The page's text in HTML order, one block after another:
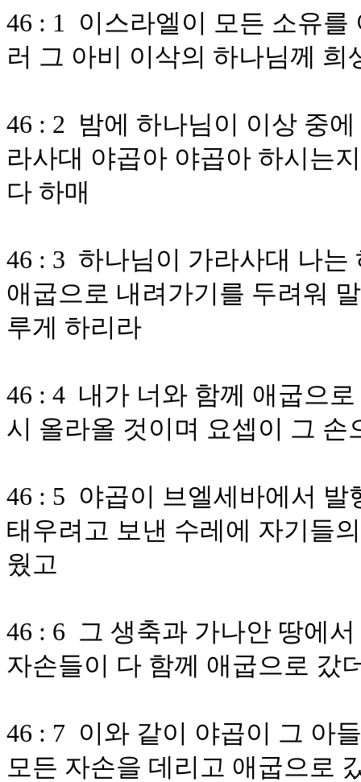
46 : 1 이스라엘이 모든 소유
러 그 아비 이삭의 하나님께 희
46 : 2 밤에 하나님이 이상 중
라사대 야곱아 야곱아 하시는
다 하매
46 : 3 하나님이 가라사대 나
애굽으로 내려가기를 두려워
루게 하리라
46 : 4 내가 너와 함께 애굽으
시 올라올 것이며 요셉이 그
46 : 5 야곱이 브엘세바에서
태우려고 보낸 수레에 자기들
웠고
46 : 6 그 생축과 가나안 땅에
자손들이 다 함께 애굽으로 갔
46 : 7 이와 같이 야곱이 그 아
모든 자손을 데리고 애굽으로